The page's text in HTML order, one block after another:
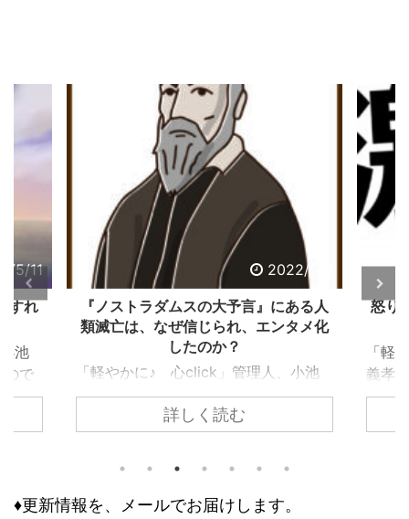
5/2
る人
池
った
ノス
け込
2022/4/24
怒りという感情を、精神異常と認識し
ておくべき理由とは？
「軽やかに♪ 心click」管理人、小池
義孝です。今回は、怒りの危険性につ
いてお伝えします。 怒りは、爆発的
なエネルギーで危険から逃れるため、
要な感情です。しかしその緊急事態に
性を含んでもいます。 怒りは理性と
詳しく読む
感謝
「軽
義孝
る「
♦更新情報を、メールでお届けします。